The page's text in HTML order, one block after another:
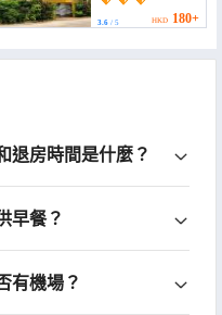
3.6/ 5 HKD 180+
退房時間是什麼？
早餐？
有機場？